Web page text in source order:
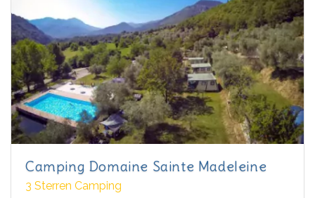
Camping Domaine Sainte Madeleine
3 Sterren Camping